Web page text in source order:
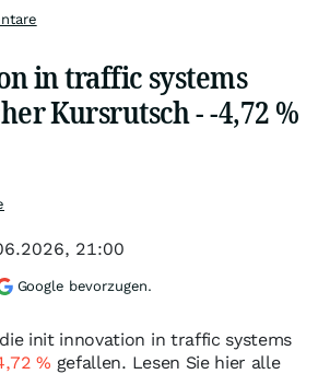
in traffic systems
Kursrutsch - -4,72 %
init innovation in traffic systems
% gefallen. Lesen Sie hier alle
21:00
Google bevorzugen.